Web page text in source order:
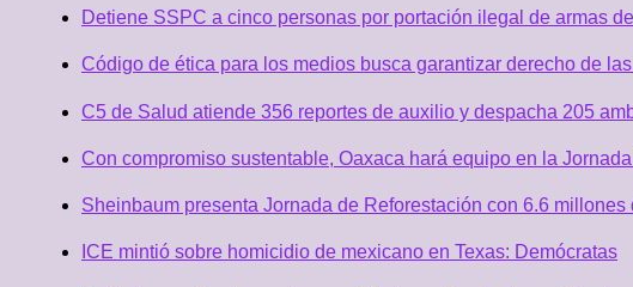
Detiene SSPC a cinco personas por portación ilegal de armas
Código de ética para los medios busca garantizar derecho de
C5 de Salud atiende 356 reportes de auxilio y despacha 205
Con compromiso sustentable, Oaxaca hará equipo en la
Sheinbaum presenta Jornada de Reforestación con 6.6 millones
ICE mintió sobre homicidio de mexicano en Texas: Demócratas